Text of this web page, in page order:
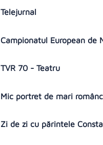
Telejurnal
Campionatul European de
TVR 70 - Teatru
Mic portret de mari
Zi de zi cu părintele